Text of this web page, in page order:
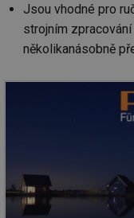
Jsou vhodné pro
strojním
několikanásobně